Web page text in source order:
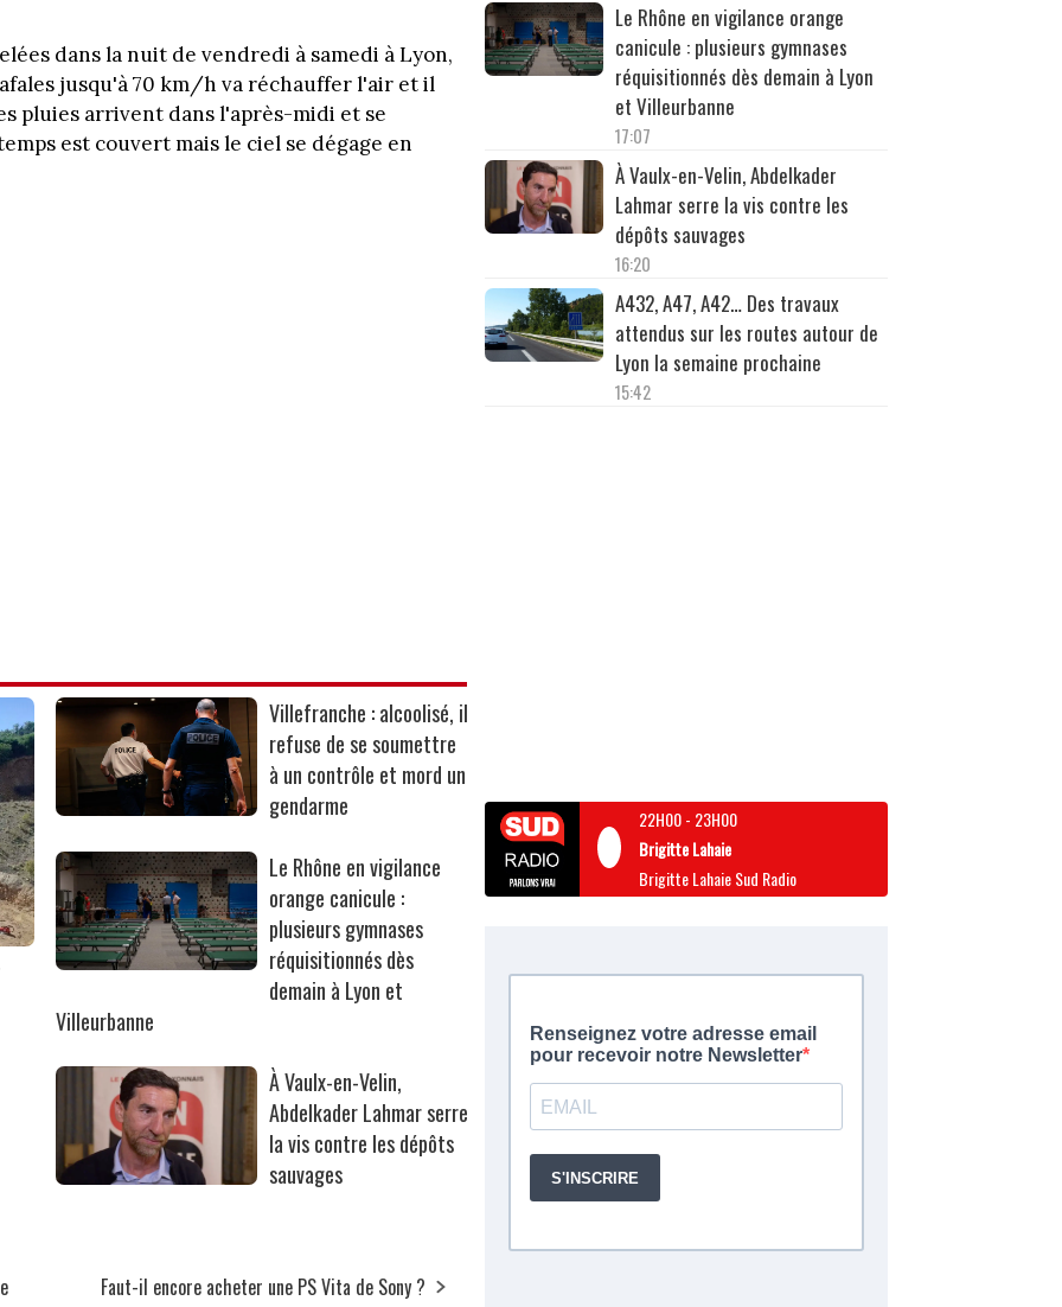
dans la nuit de vendredi à samedi à Lyon,
jusqu'à 70 km/h va réchauffer l'air et il
pluies arrivent dans l'après-midi et se
est couvert mais le ciel se dégage en
Villefranche : alcoolisé, il
refuse de se soumettre
à un contrôle et mord un
gendarme
Le Rhône en vigilance
orange canicule :
plusieurs gymnases
réquisitionnés dès
demain à Lyon et
Villeurbanne
À Vaulx-en-Velin,
Abdelkader Lahmar serre
la vis contre les dépôts
sauvages
Faut-il encore acheter une PS Vita de Sony ?
Le Rhône en vigilance orange
canicule : plusieurs gymnases
réquisitionnés dès demain à Lyon
et Villeurbanne
17:07
À Vaulx-en-Velin, Abdelkader
Lahmar serre la vis contre les
dépôts sauvages
16:20
A432, A47, A42… Des travaux
attendus sur les routes autour de
Lyon la semaine prochaine
15:42
22H00- 23H00
Brigitte Lahaie
Brigitte Lahaie Sud Radio